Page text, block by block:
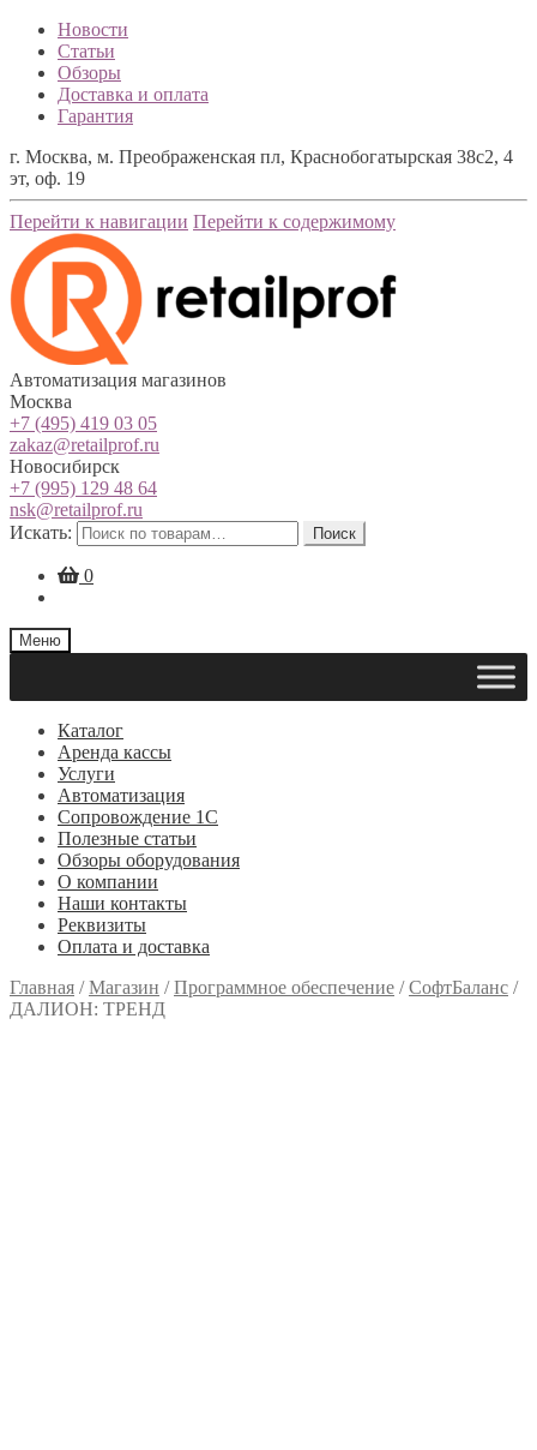
Новости
Статьи
Обзоры
Доставка и оплата
Гарантия
г. Москва, м. Преображенская пл, Краснобогатырская 38с2, 4
эт, оф. 19
Перейти к навигации Перейти к содержимому
Автоматизация магазинов
Москва
+7 (495) 419 03 05
zakaz@retailprof.ru
Новосибирск
+7 (995) 129 48 64
nsk@retailprof.ru
Искать:
Поиск
0
Меню
Каталог
Аренда кассы
Услуги
Автоматизация
Сопровождение 1С
Полезные статьи
Обзоры оборудования
О компании
Наши контакты
Реквизиты
Оплата и доставка
Главная /Магазин /Программное обеспечение /СофтБаланс /
ДАЛИОН: ТРЕНД